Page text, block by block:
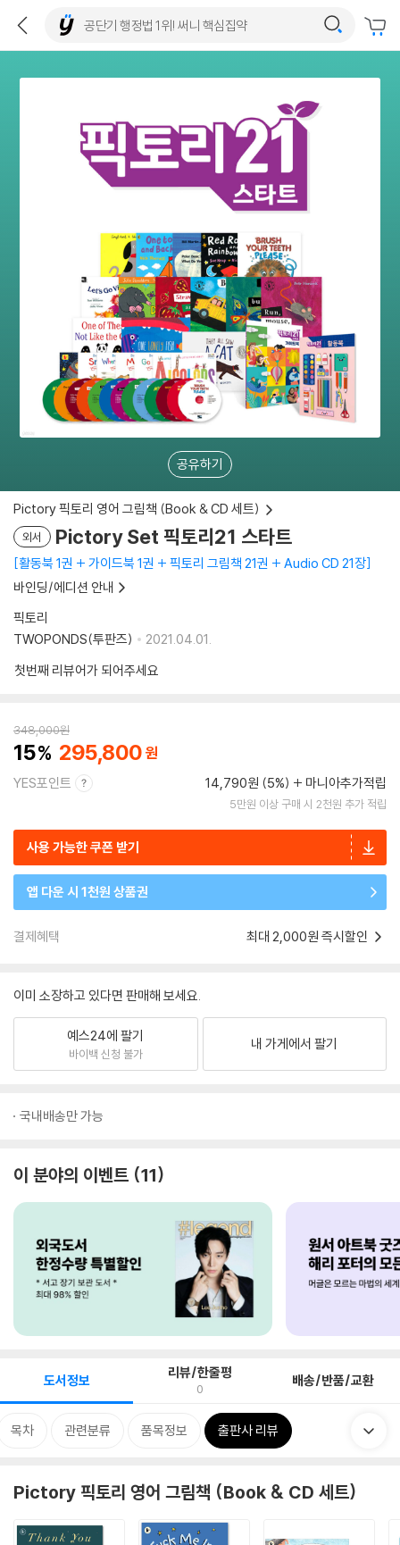
공유하기
Pictory 픽토리 영어 그림책 (Book & CD 세트)
외서 Pictory Set 픽토리21 스타트
활동북 1권 + 가이드북 1권 + 픽토리 그림책 21권 + Audio CD 21장
바인딩/에디션 안내
픽토리
TWOPONDS(투판즈)
2021.04.01.
첫번째 리뷰어가 되어주세요
348,000원
15 295,800
YES포인트 14,790원 (5%) 마니아추가적립
5만원 이상 구매 시 2천원 추가 적립
사용 가능한 쿠폰 받기
앱 다운 시 1천원 상품권
결제혜택 최대 2,000원 즉시할인
이미 소장하고 있다면 판매해 보세요.
예스24에 팔기
바이백 신청 불가
내 가게에서 팔기
국내배송만 가능
이 분야의 이벤트 11
도서정보 리뷰/한줄평
0 배송/반품/교환
목차 관련분류 품목정보 출판사 리뷰
Pictory 픽토리 영어 그림책 (Book & CD 세트)